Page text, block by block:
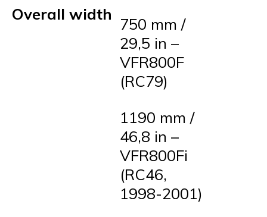
Overall width
750 mm /
29,5 in –
VFR800F
(RC79)
1190 mm /
46,8 in –
VFR800Fi
(RC46,
1998-2001)